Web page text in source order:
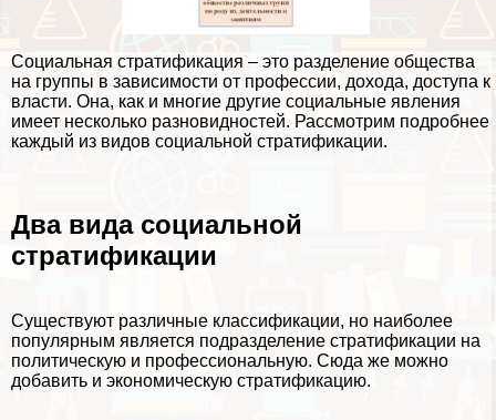
Социальная стратификация – это разделение общества
на группы в зависимости от профессии, дохода, доступа к
власти. Она, как и многие другие социальные явления
имеет несколько разновидностей. Рассмотрим подробнее
каждый из видов социальной стратификации.
Два вида социальной
стратификации
Существуют различные классификации, но наиболее
популярным является подразделение стратификации на
политическую и профессиональную. Сюда же можно
добавить и экономическую стратификацию.